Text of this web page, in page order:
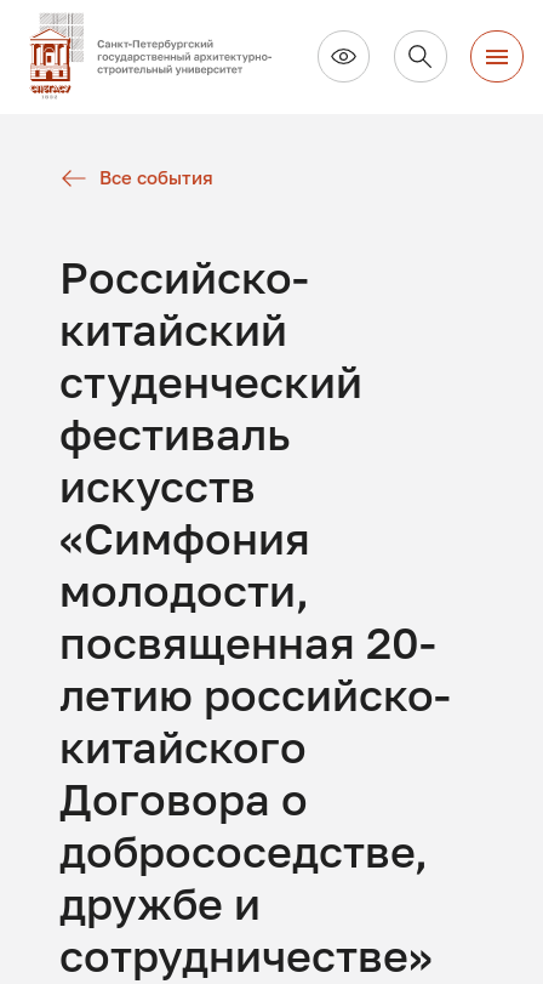
Все события
Российско-
китайский
студенческий
фестиваль
искусств
«Симфония
молодости,
посвященная 20-
летию российско-
китайского
Договора о
добрососедстве,
дружбе и
сотрудничестве»